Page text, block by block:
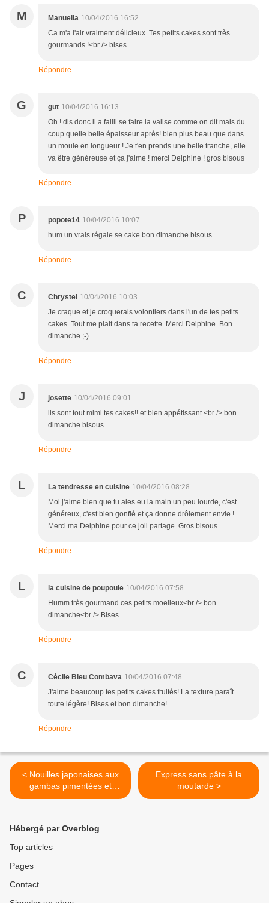
M Manuella 10/04/2016 16:52
Ca m'a l'air vraiment délicieux. Tes petits cakes sont très
gourmands !<br /> bises
Répondre
G gut 10/04/2016 16:13
Oh ! dis donc il a failli se faire la valise comme on dit mais du
coup quelle belle épaisseur après! bien plus beau que dans
un moule en longueur ! Je t'en prends une belle tranche, elle
va être généreuse et ça j'aime ! merci Delphine ! gros bisous
Répondre
P popote14 10/04/2016 10:07
hum un vrais régale se cake bon dimanche bisous
Répondre
C Chrystel 10/04/2016 10:03
Je craque et je croquerais volontiers dans l'un de tes petits
cakes. Tout me plait dans ta recette. Merci Delphine. Bon
dimanche ;-)
Répondre
J josette 10/04/2016 09:01
ils sont tout mimi tes cakes!! et bien appétissant.<br /> bon
dimanche bisous
Répondre
L La tendresse en cuisine 10/04/2016 08:28
Moi j'aime bien que tu aies eu la main un peu lourde, c'est
généreux, c'est bien gonflé et ça donne drôlement envie !
Merci ma Delphine pour ce joli partage. Gros bisous
Répondre
L la cuisine de poupoule 10/04/2016 07:58
Humm très gourmand ces petits moelleux<br /> bon
dimanche<br /> Bises
Répondre
C Cécile Bleu Combava 10/04/2016 07:48
J'aime beaucoup tes petits cakes fruités! La texture paraît
toute légère! Bises et bon dimanche!
Répondre
< Nouilles japonaises aux
gambas pimentées et
mascarpone.
Express sans pâte à la
moutarde >
Hébergé par Overblog
Top articles
Pages
Contact